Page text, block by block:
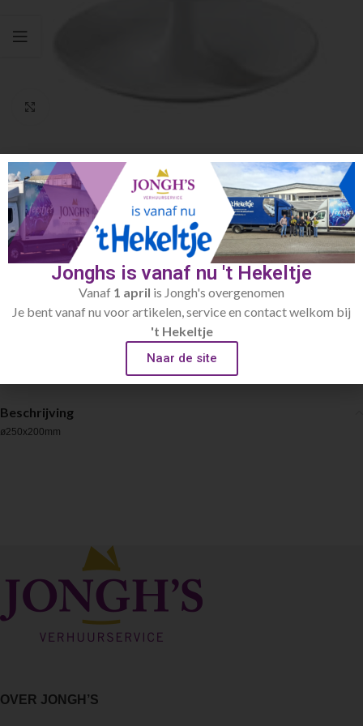
Home Buffetartikelen Etageres
Etagère Babell medium Wit
5.00
ø250x200mm
Toevoegen aan verlanglijst
Beschrijving
ø250x200mm
OVER JONGH’S
Jonghs is vanaf nu 't Hekeltje
Vanaf 1 april is Jongh's overgenomen
Je bent vanaf nu voor artikelen, service en contact welkom bij
't Hekeltje
Naar de site